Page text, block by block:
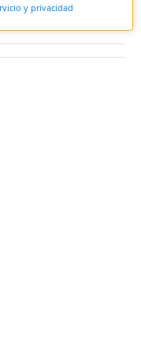
y privacidad